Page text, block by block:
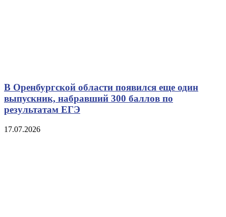
В Оренбургской области появился еще один
выпускник, набравший 300 баллов по
результатам ЕГЭ
17.07.2026